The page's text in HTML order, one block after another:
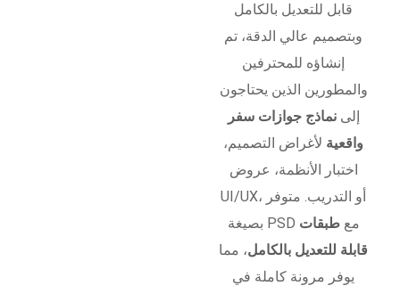
قابل للتعديل بالكامل
وبتصميم عالي الدقة، تم
إنشاؤه للمحترفين
والمطورين الذين يحتاجون
إلىنماذج جوازات سفر
واقعية لأغراض التصميم،
اختبار الأنظمة، عروض
UI/UX، أو التدريب. متوفر
بصيغة PSD معطبقات
قابلة للتعديل بالكامل، مما
يوفر مرونة كاملة في